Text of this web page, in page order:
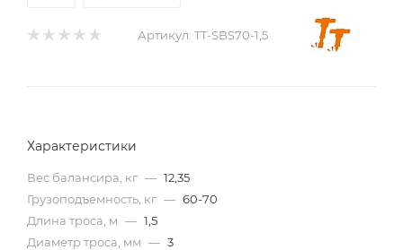
Артикул: TT-SBS70-1,5
Характеристики
Вес балансира, кг — 12,35
Грузоподъемность, кг — 60-70
Длина троса, м — 1,5
Диаметр троса, мм — 3